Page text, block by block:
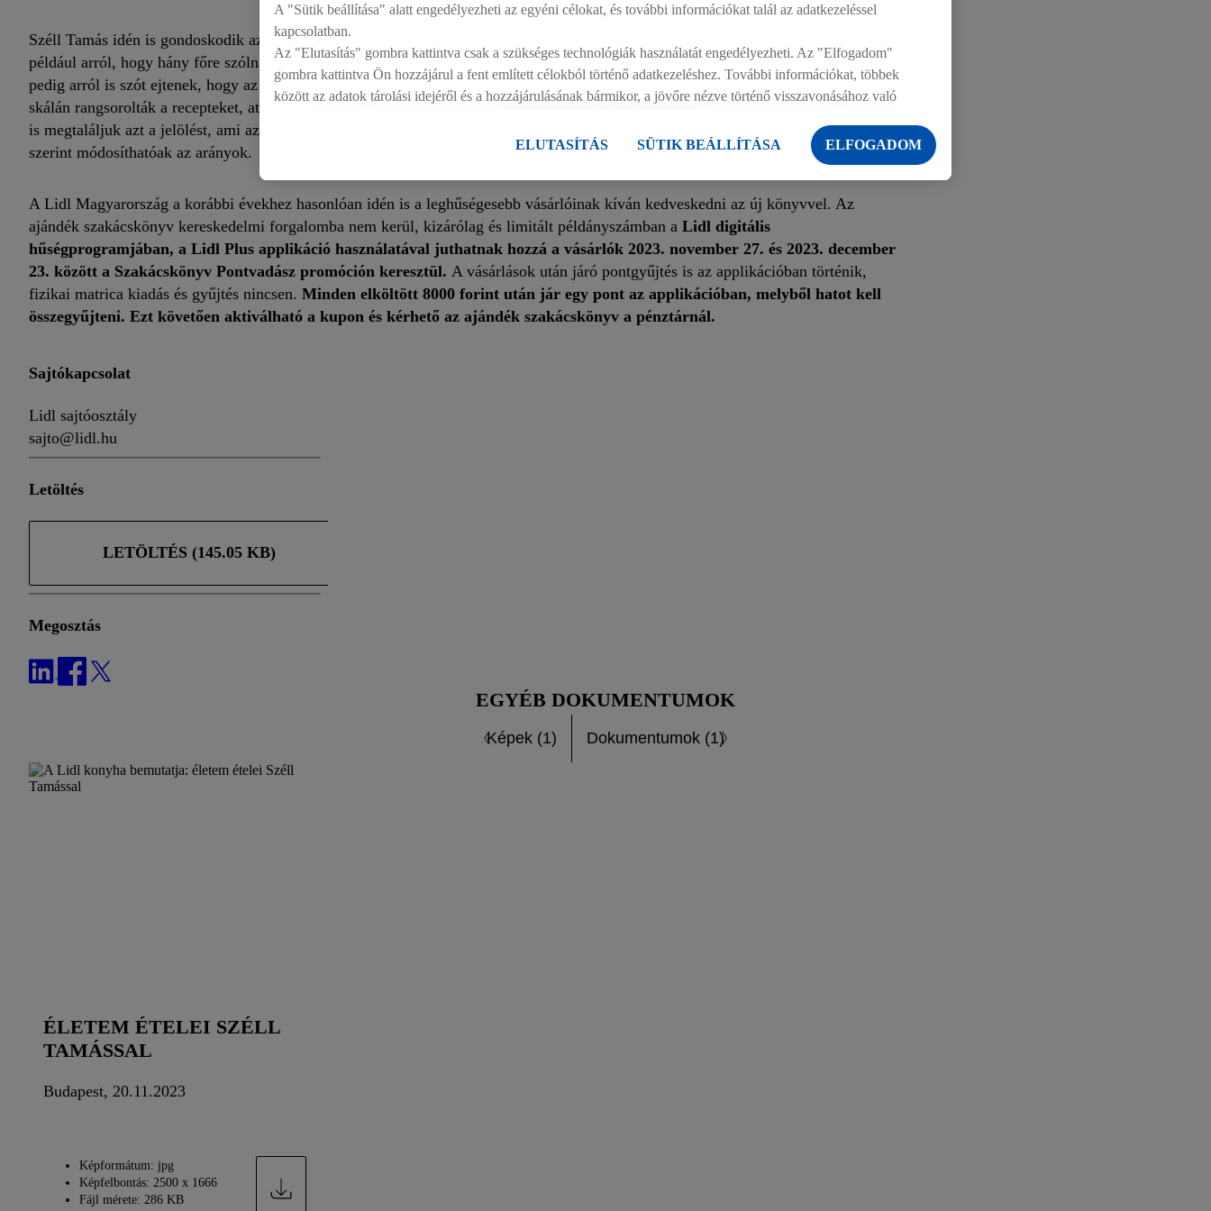
Széll Tamás idén is gondoskodik azokról a kiegészítő információkról, melyek segítik az olvasót a recept elkészítése során, így
például arról, hogy hány főre szólnak, vagy hogy mennyi az adott étel elkészítési ideje. A tápértékinformációk megadása mellett
pedig arról is szót ejtenek, hogy az adott fogás milyen mentességi kategóriába tartozik. A szerzők idén is egytől háromig terjedő
skálán rangsorolták a recepteket, attól függően, hogy mennyire könnyű vagy éppen nehéz elkészíteni az adott ételt. Ezen felül most
is megtaláljuk azt a jelölést, ami azt jelzi, hogy a siker érdekében pontosan be kell tartani a leírásokat, vagy éppen azt, hogy ízlés
szerint módosíthatóak az arányok.
A Lidl Magyarország a korábbi évekhez hasonlóan idén is a leghűségesebb vásárlóinak kíván kedveskedni az új könyvvel. Az
ajándék szakácskönyv kereskedelmi forgalomba nem kerül, kizárólag és limitált példányszámban a Lidl digitális
hűségprogramjában, a Lidl Plus applikáció használatával juthatnak hozzá a vásárlók 2023. november 27. és 2023. december
23. között a Szakácskönyv Pontvadász promóción keresztül. A vásárlások után járó pontgyűjtés is az applikációban történik,
fizikai matrica kiadás és gyűjtés nincsen. Minden elköltött 8000 forint után jár egy pont az applikációban, melyből hatot kell
összegyűjteni. Ezt követően aktiválható a kupon és kérhető az ajándék szakácskönyv a pénztárnál.
Sajtókapcsolat
Lidl sajtóosztály
sajto@lidl.hu
Letöltés
LETÖLTÉS (145.05 KB)
Megosztás
EGYÉB DOKUMENTUMOK
Képek (1) Dokumentumok (1)
ÉLETEM ÉTELEI SZÉLL
TAMÁSSAL
Budapest, 20.11.2023
Képformátum: jpg
Képfelbontás: 2500 x 1666
Fájl mérete: 286 KB
A "Sütik beállítása" alatt engedélyezheti az egyéni célokat, és további információkat talál az adatkezeléssel
kapcsolatban.
Az "Elutasítás" gombra kattintva csak a szükséges technológiák használatát engedélyezheti. Az "Elfogadom"
gombra kattintva Ön hozzájárul a fent említett célokból történő adatkezeléshez. További információkat, többek
között az adatok tárolási idejéről és a hozzájárulásának bármikor, a jövőre nézve történő visszavonásához való
ELUTASÍTÁS
SÜTIK BEÁLLÍTÁSA ELFOGADOM